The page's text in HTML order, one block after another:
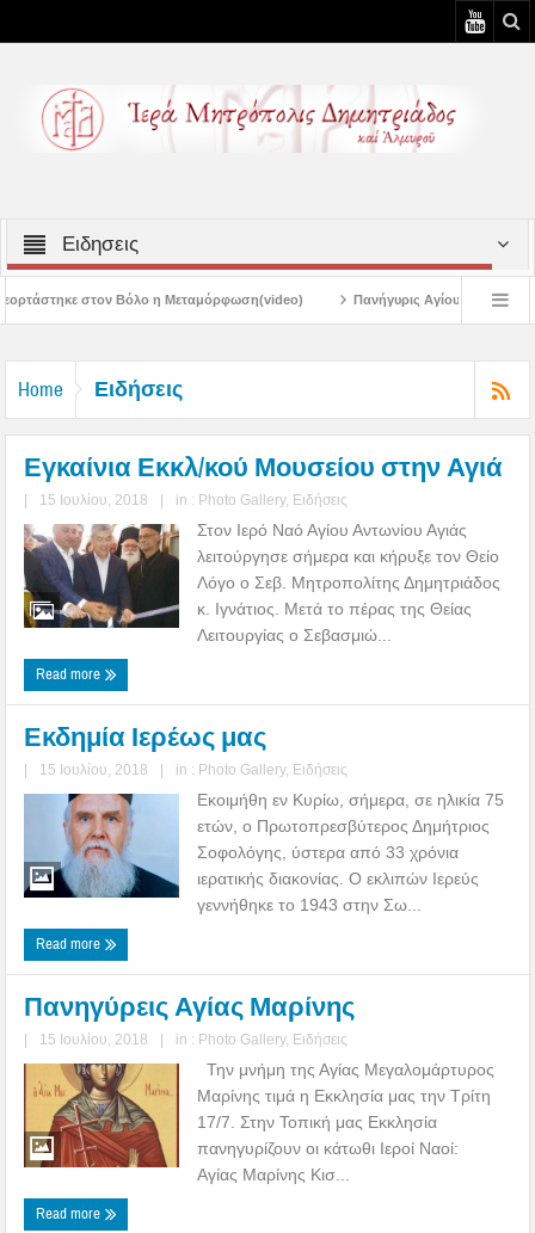
Ειδησεις
η Μεταμόρφωση(video) Πανήγυρις Αγίου Καλλινίκου Μητροπολίτου
Home Ειδήσεις
Εγκαίνια Εκκλ/κού Μουσείου στην Αγιά
| 15 Ιουλίου, 2018 | in : Photo Gallery, Ειδήσεις
Στον Ιερό Ναό Αγίου Αντωνίου Αγιάς
λειτούργησε σήμερα και κήρυξε τον Θείο
Λόγο ο Σεβ. Μητροπολίτης Δημητριάδος
κ. Ιγνάτιος. Μετά το πέρας της Θείας
Λειτουργίας ο Σεβασμιώ...
Read more
Εκδημία Ιερέως μας
| 15 Ιουλίου, 2018 | in : Photo Gallery, Ειδήσεις
Εκοιμήθη εν Κυρίω, σήμερα, σε ηλικία 75
ετών, ο Πρωτοπρεσβύτερος Δημήτριος
Σοφολόγης, ύστερα από 33 χρόνια
ιερατικής διακονίας. Ο εκλιπών Ιερεύς
γεννήθηκε το 1943 στην Σω...
Read more
Πανηγύρεις Αγίας Μαρίνης
| 15 Ιουλίου, 2018 | in : Photo Gallery, Ειδήσεις
Την μνήμη της Αγίας Μεγαλομάρτυρος
Μαρίνης τιμά η Εκκλησία μας την Τρίτη
17/7. Στην Τοπική μας Εκκλησία
πανηγυρίζουν οι κάτωθι Ιεροί Ναοί:
Αγίας Μαρίνης Κισ...
Read more